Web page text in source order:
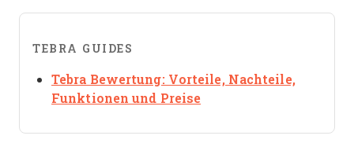
TEBRA GUIDES
Tebra Bewertung: Vorteile, Nachteile,
Funktionen und PreiseOpens new window